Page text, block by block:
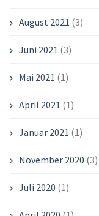
August 2021 (3)
Juni 2021 (3)
Mai 2021 (1)
April 2021 (1)
Januar 2021 (1)
November 2020 (3)
Juli 2020 (1)